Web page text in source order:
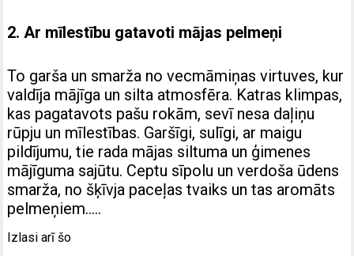
2. Ar mīlestību gatavoti mājas pelmeņi
To garša un smarža no vecmāmiņas virtuves, kur
valdīja mājīga un silta atmosfēra. Katras klimpas,
kas pagatavots pašu rokām, sevī nesa daļiņu
rūpju un mīlestības. Garšīgi, sulīgi, ar maigu
pildījumu, tie rada mājas siltuma un ģimenes
mājīguma sajūtu. Ceptu sīpolu un verdoša ūdens
smarža, no šķīvja paceļas tvaiks un tas aromāts
pelmeņiem…..
Izlasi arī šo